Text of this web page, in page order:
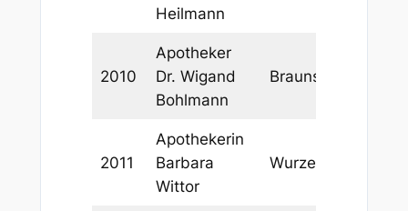
Heilmann
2010
Apotheker
Dr. Wigand
Bohlmann
Braunschweig
2011
Apothekerin
Barbara
Wittor
Wurzen